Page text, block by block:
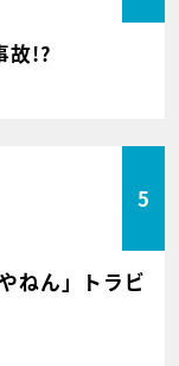
故!?
5
ねん」トラビ